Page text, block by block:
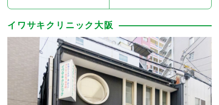
イワサキクリニック大阪